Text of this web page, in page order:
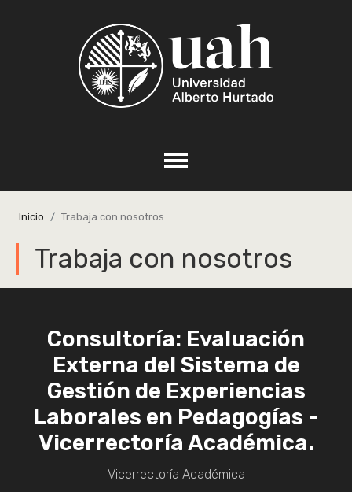
Inicio Trabaja con nosotros
Trabaja con nosotros
Consultoría: Evaluación
Externa del Sistema de
Gestión de Experiencias
Laborales en Pedagogías -
Vicerrectoría Académica.
Vicerrectoría Académica